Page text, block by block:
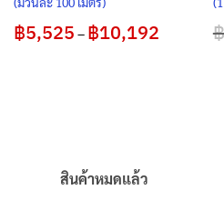
฿5,525 – ฿10,192Price
range: ฿
สินค้าหมดแล้ว